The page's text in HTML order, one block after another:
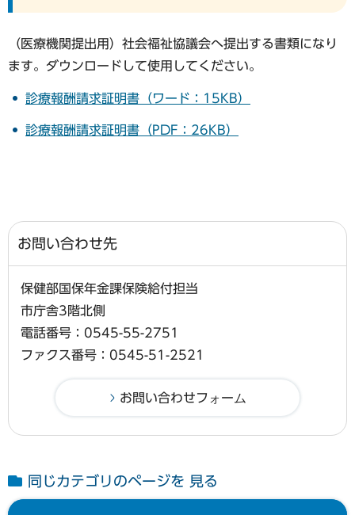
（医療機関提出用）社会福祉協議会へ提出する書類になり
ます。ダウンロードして使用してください。
診療報酬請求証明書（ワード：15KB）
診療報酬請求証明書（PDF：26KB）
お問い合わせ先
保健部国保年金課保険給付担当
市庁舎3階北側
電話番号：0545-55-2751
ファクス番号：0545-51-2521
同じカテゴリのページを 見る